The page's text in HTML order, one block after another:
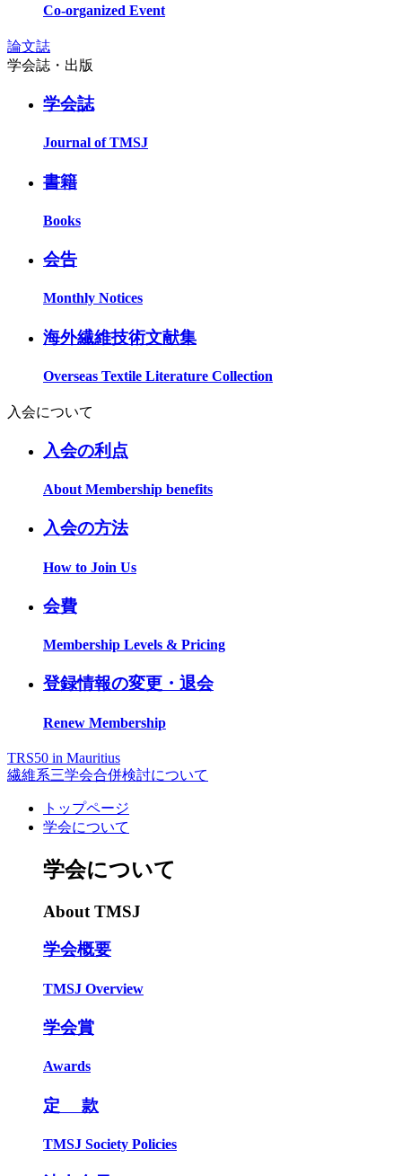
Co-organized Event
論文誌
学会誌・出版
学会誌
Journal of TMSJ
書籍
Books
会告
Monthly Notices
海外繊維技術文献集
Overseas Textile Literature Collection
入会について
入会の利点
About Membership benefits
入会の方法
How to Join Us
会費
Membership Levels & Pricing
登録情報の変更・退会
Renew Membership
TRS50 in Mauritius
繊維系三学会合併検討について
トップページ
学会について
学会について
About TMSJ
学会概要
TMSJ Overview
学会賞
Awards
定 款
TMSJ Society Policies